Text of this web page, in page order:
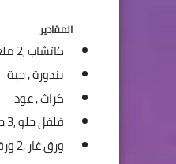
المقادير
كاتشاب ,2 ملعقة كبيرة
بندورة ,حبة
كراث ,عود
فلفل حلو ,3 حبة
ورق غار ,2 ورقة